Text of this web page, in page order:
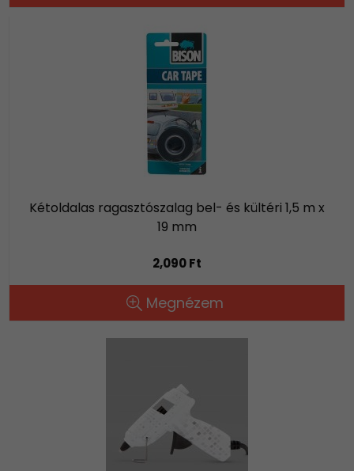
Kétoldalas ragasztószalag bel- és kültéri 1,5 m x
19 mm
2,090 Ft
Megnézem